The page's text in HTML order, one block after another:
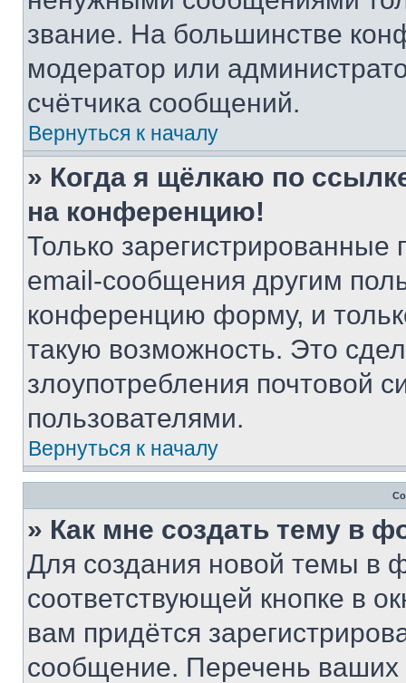
звание. На большинстве
модератор или
счётчика сообщений.
Вернуться к началу
» Когда я щёлкаю по
на конференцию!
Только зарегистрированные
email-сообщения другим
конференцию форму, и
такую возможность. Это
злоупотребления почтовой
пользователями.
Вернуться к началу
» Как мне создать тему в
Для создания новой темы в
соответствующей кнопке в
вам придётся
сообщение. Перечень ваших